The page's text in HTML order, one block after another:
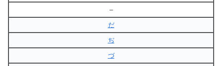
–
だ
ぢ
づ